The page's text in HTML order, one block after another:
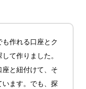
作れる口座とク
て作りました。
と紐付けて、そ
ます。でも、探